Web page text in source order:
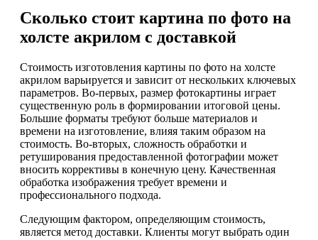
Сколько стоит картина по фото на
холсте акрилом с доставкой
Стоимость изготовления картины по фото на холсте
акрилом варьируется и зависит от нескольких ключевых
параметров. Во-первых, размер фотокартины играет
существенную роль в формировании итоговой цены.
Большие форматы требуют больше материалов и
времени на изготовление, влияя таким образом на
стоимость. Во-вторых, сложность обработки и
ретуширования предоставленной фотографии может
вносить коррективы в конечную цену. Качественная
обработка изображения требует времени и
профессионального подхода.
Следующим фактором, определяющим стоимость,
является метод доставки. Клиенты могут выбрать один